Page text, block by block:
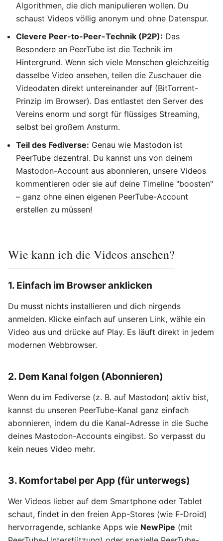
Algorithmen, die dich manipulieren wollen. Du
schaust Videos völlig anonym und ohne Datenspur.
Clevere Peer-to-Peer-Technik (P2P): Das
Besondere an PeerTube ist die Technik im
Hintergrund. Wenn sich viele Menschen gleichzeitig
dasselbe Video ansehen, teilen die Zuschauer die
Videodaten direkt untereinander auf (BitTorrent-
Prinzip im Browser). Das entlastet den Server des
Vereins enorm und sorgt für flüssiges Streaming,
selbst bei großem Ansturm.
Teil des Fediverse: Genau wie Mastodon ist
PeerTube dezentral. Du kannst uns von deinem
Mastodon-Account aus abonnieren, unsere Videos
kommentieren oder sie auf deine Timeline "boosten"
– ganz ohne einen eigenen PeerTube-Account
erstellen zu müssen!
Wie kann ich die Videos ansehen?
1. Einfach im Browser anklicken
Du musst nichts installieren und dich nirgends
anmelden. Klicke einfach auf unseren Link, wähle ein
Video aus und drücke auf Play. Es läuft direkt in jedem
modernen Webbrowser.
2. Dem Kanal folgen (Abonnieren)
Wenn du im Fediverse (z. B. auf Mastodon) aktiv bist,
kannst du unseren PeerTube-Kanal ganz einfach
abonnieren, indem du die Kanal-Adresse in die Suche
deines Mastodon-Accounts eingibst. So verpasst du
kein neues Video mehr.
3. Komfortabel per App (für unterwegs)
Wer Videos lieber auf dem Smartphone oder Tablet
schaut, findet in den freien App-Stores (wie F-Droid)
hervorragende, schlanke Apps wie NewPipe (mit